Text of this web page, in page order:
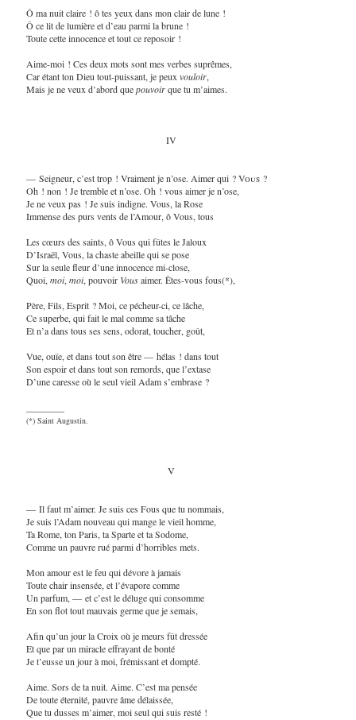
Ô ma nuit claire ! ô tes yeux dans mon clair de lune !
Ô ce lit de lumière et d’eau parmi la brune !
Toute cette innocence et tout ce reposoir !
Aime-moi ! Ces deux mots sont mes verbes suprêmes,
Car étant ton Dieu tout-puissant, je peux vouloir,
Mais je ne veux d’abord quepouvoirque tu m’aimes.
IV
— Seigneur, c’est trop ! Vraiment je n’ose. Aimer qui ?Vous?
Oh ! non ! Je tremble et n’ose. Oh ! vous aimer je n’ose,
Je ne veux pas ! Je suis indigne. Vous, la Rose
Immense des purs vents de l’Amour, ô Vous, tous
Les cœurs des saints, ô Vous qui fûtes le Jaloux
D’Israël, Vous, la chaste abeille qui se pose
Sur la seule fleur d’une innocence mi-close,
Quoi, moi, moi, pouvoir Vousaimer. Êtes-vous fous(*),
Père, Fils, Esprit ? Moi, ce pécheur-ci, ce lâche,
Ce superbe, qui fait le mal comme sa tâche
Et n’a dans tous ses sens, odorat, toucher, goût,
Vue, ouïe, et dans tout son être — hélas ! dans tout
Son espoir et dans tout son remords, que l’extase
D’une caresse où le seul vieil Adam s’embrase ?
(*) Saint Augustin.
V
— Il faut m’aimer. Je suis ces Fous que tu nommais,
Je suis l’Adam nouveau qui mange le vieil homme,
Ta Rome, ton Paris, ta Sparte et ta Sodome,
Comme un pauvre rué parmi d’horribles mets.
Mon amour est le feu qui dévore à jamais
Toute chair insensée, et l’évapore comme
Un parfum, — et c’est le déluge qui consomme
En son flot tout mauvais germe que je semais,
Afin qu’un jour la Croix où je meurs fût dressée
Et que par un miracle effrayant de bonté
Je t’eusse un jour à moi, frémissant et dompté.
Aime. Sors de ta nuit. Aime. C’est ma pensée
De toute éternité, pauvre âme délaissée,
Que tu dusses m’aimer, moi seul qui suis resté !